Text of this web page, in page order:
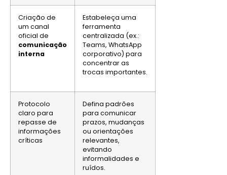
Criação de
um canal
oficial de
comunicação
interna
Estabeleça uma
ferramenta
centralizada (ex.:
Teams, WhatsApp
corporativo) para
concentrar as
trocas importantes.
Protocolo
claro para
repasse de
informações
críticas
Defina padrões
para comunicar
prazos, mudanças
ou orientações
relevantes,
evitando
informalidades e
ruídos.